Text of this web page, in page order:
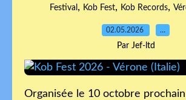
Festival , Kob Fest, Kob Records,
02.05.2026 …
Par Jef-ltd
Organisée le 10 octobre prochain